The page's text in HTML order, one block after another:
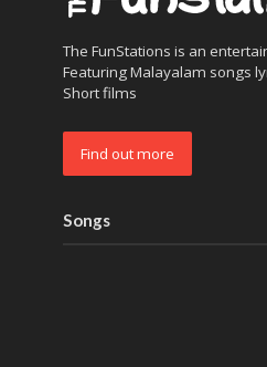
The FunStations is an
Featuring Malayalam songs
Short films
Find out more
Songs